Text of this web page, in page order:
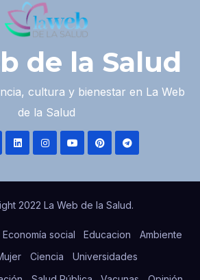
de la Salud
cultura y bienestar en La Web
de la Salud
2022 La Web de la Salud.
Economía social Educacion
Ambiente
Ciencia
Universidades